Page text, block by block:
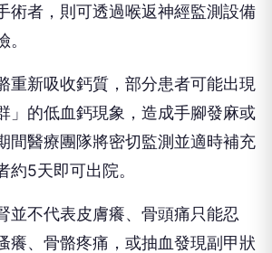
術者，則可透過喉返神經監測設備
重新吸收鈣質，部分患者可能出現
」的低血鈣現象，造成手腳發麻或
間醫療團隊將密切監測並適時補充
約5天即可出院。
並不代表皮膚癢、骨頭痛只能忍
癢、骨骼疼痛，或抽血發現副甲狀